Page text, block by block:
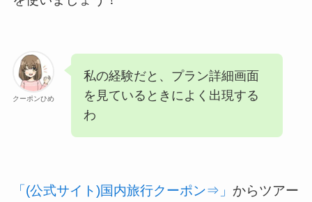
クーポンひめ
私の経験だと、プラン詳細画面
を見ているときによく出現する
わ
「(公式サイト)国内旅行クーポン⇒」 からツアー